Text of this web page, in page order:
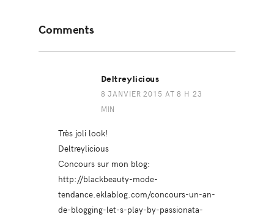
Interactions
Comments
Deltreylicious
8 JANVIER 2015 AT 8 H 23
MIN
Très joli look!
Deltreylicious
Concours sur mon blog:
http://blackbeauty-mode-
tendance.eklablog.com/concours-un-an-
de-blogging-let-s-play-by-passionata-